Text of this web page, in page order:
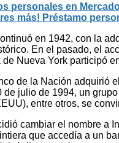
personales en
más! Préstamo
en 1942, con la
En el pasado, el
Nueva York participó
de la Nación adquirió
de julio de 1994, un
entre otros, se
cambiar el nombre a
que accedía a un